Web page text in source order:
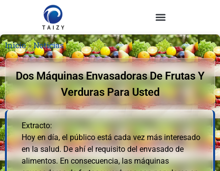
Inicio»Noticias
Dos Máquinas Envasadoras De Frutas Y
Verduras Para Usted
Extracto:
Hoy en día, el público está cada vez más interesado
en la salud. De ahí el requisito del envasado de
alimentos. En consecuencia, las máquinas